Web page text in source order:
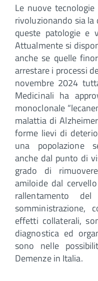
Le nuove
rivoluzionando sia la
queste patologie e
Attualmente si
anche se quelle
arrestare i processi
novembre 2024
Medicinali ha
monoclonale
malattia di
forme lievi di
una popolazione
anche dal punto di
grado di
amiloide dal
rallentamento
somministrazione,
effetti collaterali,
diagnostica ed
sono nelle
Demenze in Italia.